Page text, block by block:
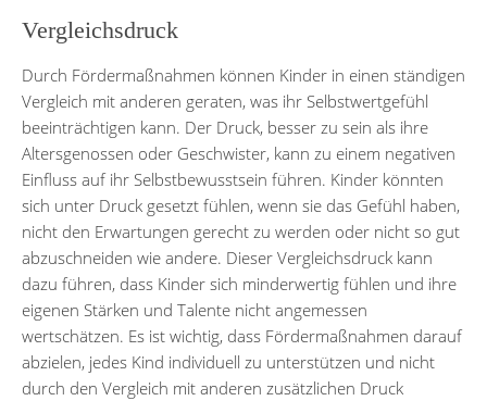
Vergleichsdruck
Durch Fördermaßnahmen können Kinder in einen ständigen
Vergleich mit anderen geraten, was ihr Selbstwertgefühl
beeinträchtigen kann. Der Druck, besser zu sein als ihre
Altersgenossen oder Geschwister, kann zu einem negativen
Einfluss auf ihr Selbstbewusstsein führen. Kinder könnten
sich unter Druck gesetzt fühlen, wenn sie das Gefühl haben,
nicht den Erwartungen gerecht zu werden oder nicht so gut
abzuschneiden wie andere. Dieser Vergleichsdruck kann
dazu führen, dass Kinder sich minderwertig fühlen und ihre
eigenen Stärken und Talente nicht angemessen
wertschätzen. Es ist wichtig, dass Fördermaßnahmen darauf
abzielen, jedes Kind individuell zu unterstützen und nicht
durch den Vergleich mit anderen zusätzlichen Druck